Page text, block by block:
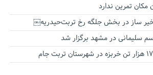
تمرین ندارد
سلیمانی در مشهد برگزار شد